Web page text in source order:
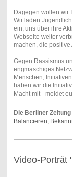
Dagegen wollen wir
Wir laden
ein, uns über ihre
Webseite weiter
machen, die
Gegen Rassismus
engmaschiges
Menschen,
haben wir die
Macht mit - meldet
Die Berliner
Balancieren,
Video-Porträt